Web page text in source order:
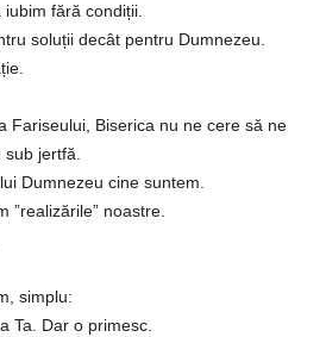
fără condiții.
soluții decât pentru Dumnezeu.
Fariseului, Biserica nu ne cere să ne
sub jertfă.
Dumnezeu cine suntem.
”realizările” noastre.
simplu:
Ta. Dar o primesc.